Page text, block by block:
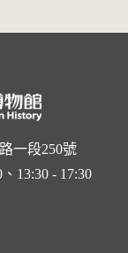
一段250號
13:30 - 17:30